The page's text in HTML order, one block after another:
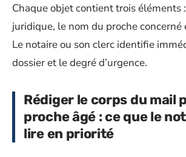
Chaque objet contient trois éléments
juridique, le nom du proche
Le notaire ou son clerc identifie
dossier et le degré d’urgence.
Rédiger le corps du mail
proche âgé : ce que le
lire en priorité